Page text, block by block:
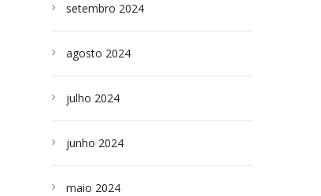
setembro 2024
agosto 2024
julho 2024
junho 2024
maio 2024